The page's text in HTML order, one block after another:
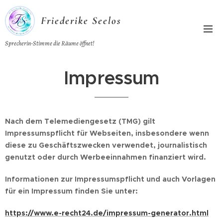
Friederike Seelos
Sprecherin-Stimme die Räume öffnet!
Impressum
Nach dem Telemediengesetz (TMG) gilt
Impressumspflicht für Webseiten, insbesondere wenn
diese zu Geschäftszwecken verwendet, journalistisch
genutzt oder durch Werbeeinnahmen finanziert wird.
Informationen zur Impressumspflicht und auch Vorlagen
für ein Impressum finden Sie unter:
https://www.e-recht24.de/impressum-generator.html